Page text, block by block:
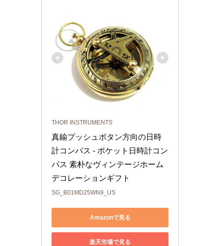
THOR INSTRUMENTS
真鍮プッシュボタン方向の日時
計コンパス - ポケット日時計コン
パス 素朴なヴィンテージホーム
デコレーションギフト
SG_B01MD25WN9_US
Amazonで見る
楽天市場で見る